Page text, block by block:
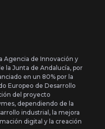
Agencia de Innovación y
la Junta de Andalucía, por
en un 80% por la
Europeo de Desarrollo
del proyecto
dependiendo de la
industrial, la mejora
digital y la creación